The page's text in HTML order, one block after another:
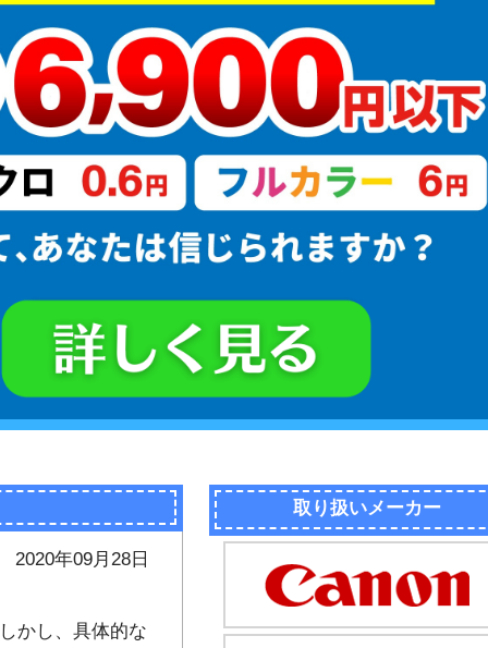
2020年09月28日
かし、具体的な
取り扱いメーカー